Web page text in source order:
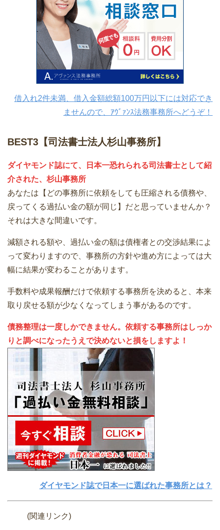
借入れ2件未満、借入金額総額100万円以下には対応でき
ませんので、ｱｳﾞｧﾝｽ法務事務所へどうぞ！
BEST3【司法書士法人杉山事務所】
ダイヤモンド誌にて、日本一恐れられる司法書士として紹
介された、杉山事務所
あなたは【どの事務所に依頼をしても圧縮される債務や、
戻ってくる過払い金の額が同じ】だと思っていませんか？
それは大きな間違いです。
減額される額や、過払い金の額は債権者との交渉結果によ
って変わりますので、事務所の方針や進め方によっては大
幅に結果が変わることがあります。
手数料や成果報酬だけで依頼する事務所を決めると、本来
取り戻せる額が少なくなってしまう事があるのです。
債務整理は一度しかできません。依頼する事務所はしっか
りと調べになったうえで決めないと損をしますよ！
ダイヤモンド誌で日本一に選ばれた事務所とは？
(関連リンク)